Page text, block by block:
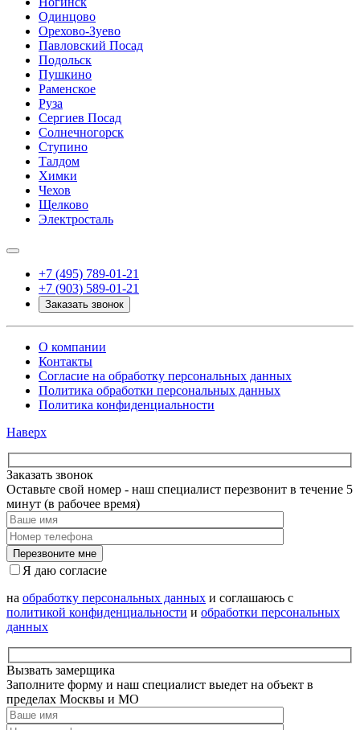
Одинцово
Орехово-Зуево
Павловский Посад
Подольск
Пушкино
Раменское
Руза
Сергиев Посад
Солнечногорск
Ступино
Талдом
Химки
Чехов
Щелково
Электросталь
+7 (495) 789-01-21
+7 (903) 589-01-21
Заказать звонок
О компании
Контакты
Согласие на обработку персональных данных
Политика обработки персональных данных
Политика конфиденциальности
Наверх
Заказать звонок
Оставьте свой номер - наш специалист перезвонит в течение 5
минут (в рабочее время)
Я даю согласие
на обработку персональных данных и соглашаюсь с
политикой конфиденциальности и обработки персональных
данных
Вызвать замерщика
Заполните форму и наш специалист выедет на объект в
пределах Москвы и МО